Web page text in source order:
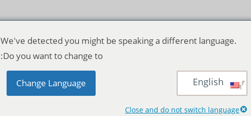
منظر: 12
24 الجميع
We've detected you might be speaking a different language.
Do you want to change to:
Change Language
Close and do not switch language